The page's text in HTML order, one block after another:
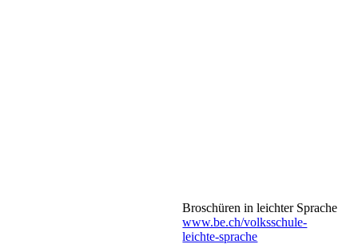
Broschüren in leichter Sprache
www.be.ch/volksschule-
leichte-sprache